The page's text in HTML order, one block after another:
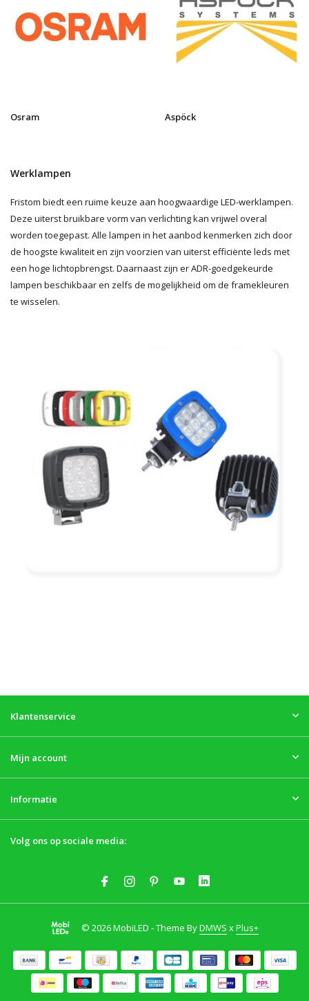
Osram Aspöck
Werklampen
Fristom biedt een ruime keuze aan hoogwaardige LED-werklampen.
Deze uiterst bruikbare vorm van verlichting kan vrijwel overal
worden toegepast. Alle lampen in het aanbod kenmerken zich door
de hoogste kwaliteit en zijn voorzien van uiterst efficiënte leds met
een hoge lichtopbrengst. Daarnaast zijn er ADR-goedgekeurde
lampen beschikbaar en zelfs de mogelijkheid om de framekleuren
te wisselen.
Klantenservice
Mijn account
Informatie
Volg ons op sociale media:
© 2026 MobiLED - Theme ByDMWS xPlus+